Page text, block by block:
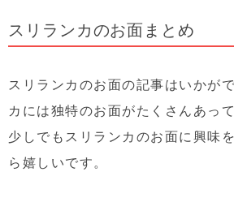
スリランカのお面まとめ
スリランカのお面の記事はいかが
カには独特のお面がたくさんあっ
少しでもスリランカのお面に興味
ら嬉しいです。